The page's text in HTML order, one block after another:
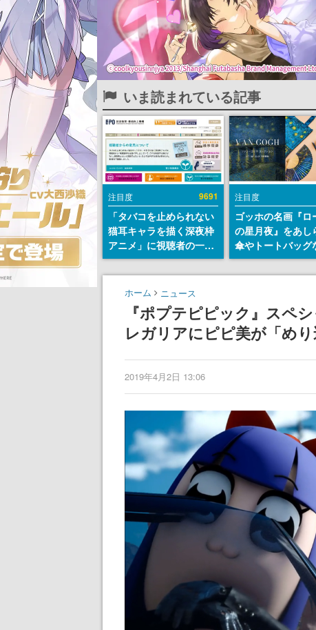
いま読まれている記事
注目度 9691
「タバコを止められない
猫耳キャラを描く深夜枠
アニメ」に視聴者の一部
から批判意見。違法薬物
の使用と思しき描写も含
めて、BPOが議論を交わ
注目度
ゴッホの名画『ロ
の星月夜』をあし
傘やトートバッグ
登場。8月7日21
日間限定で予約販
ホーム ニュース
『ポプテピピック』スペ
レガリアにピピ美が「め
2019年4月2日 13:06